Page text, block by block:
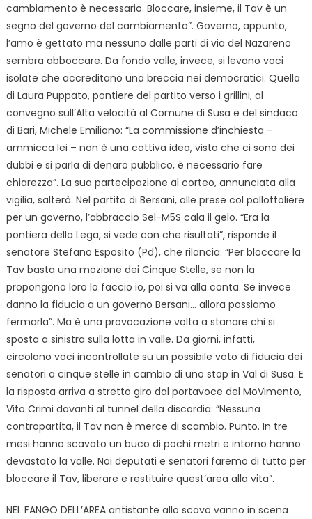
cambiamento è necessario. Bloccare, insieme, il Tav è un
segno del governo del cambiamento”. Governo, appunto,
l’amo è gettato ma nessuno dalle parti di via del Nazareno
sembra abboccare. Da fondo valle, invece, si levano voci
isolate che accreditano una breccia nei democratici. Quella
di Laura Puppato, pontiere del partito verso i grillini, al
convegno sull’Alta velocità al Comune di Susa e del sindaco
di Bari, Michele Emiliano: “La commissione d’inchiesta –
ammicca lei – non è una cattiva idea, visto che ci sono dei
dubbi e si parla di denaro pubblico, è necessario fare
chiarezza”. La sua partecipazione al corteo, annunciata alla
vigilia, salterà. Nel partito di Bersani, alle prese col pallottoliere
per un governo, l’abbraccio Sel-M5S cala il gelo. “Era la
pontiera della Lega, si vede con che risultati”, risponde il
senatore Stefano Esposito (Pd), che rilancia: “Per bloccare la
Tav basta una mozione dei Cinque Stelle, se non la
propongono loro lo faccio io, poi si va alla conta. Se invece
danno la fiducia a un governo Bersani… allora possiamo
fermarla”. Ma è una provocazione volta a stanare chi si
sposta a sinistra sulla lotta in valle. Da giorni, infatti,
circolano voci incontrollate su un possibile voto di fiducia dei
senatori a cinque stelle in cambio di uno stop in Val di Susa. E
la risposta arriva a stretto giro dal portavoce del MoVimento,
Vito Crimi davanti al tunnel della discordia: “Nessuna
contropartita, il Tav non è merce di scambio. Punto. In tre
mesi hanno scavato un buco di pochi metri e intorno hanno
devastato la valle. Noi deputati e senatori faremo di tutto per
bloccare il Tav, liberare e restituire quest’area alla vita”.
NEL FANGO DELL’AREA antistante allo scavo vanno in scena